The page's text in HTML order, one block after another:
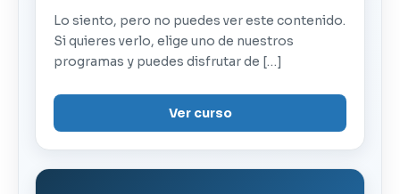
Lo siento, pero no puedes ver este contenido.
Si quieres verlo, elige uno de nuestros
programas y puedes disfrutar de […]
Ver curso